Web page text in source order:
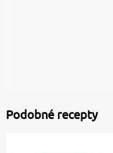
Podobné recepty